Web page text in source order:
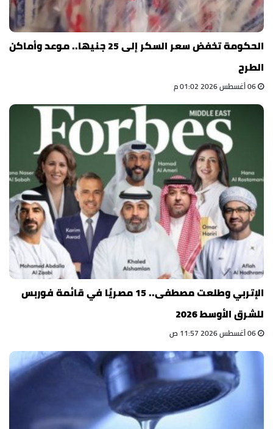
الحكومة تخفض سعر السكر إلى 25 جنيها.. موعد وأماكن
الطرح
الإتربي وطلعت مصطفى.. 15 مصريًا في قائمة فوربس
للشرق الأوسط 2026